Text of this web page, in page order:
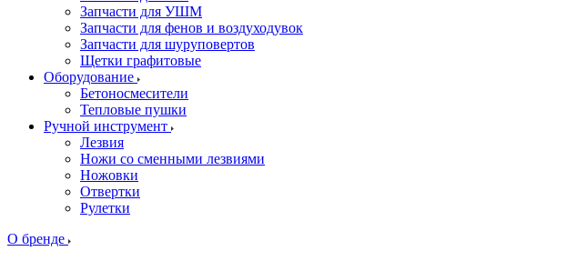
Запчасти для УШМ
Запчасти для фенов и воздуходувок
Запчасти для шуруповертов
Щетки графитовые
Оборудование
Бетоносмесители
Тепловые пушки
Ручной инструмент
Лезвия
Ножи со сменными лезвиями
Ножовки
Отвертки
Рулетки
О бренде